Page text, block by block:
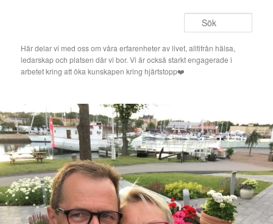
innehåll
innehållHär delar vi med oss om våra erfarenheter av livet, alltifrån hälsa,
ledarskap och platsen där vi bor. Vi är också starkt engagerade i
arbetet kring att öka kunskapen kring hjärtstopp❤️